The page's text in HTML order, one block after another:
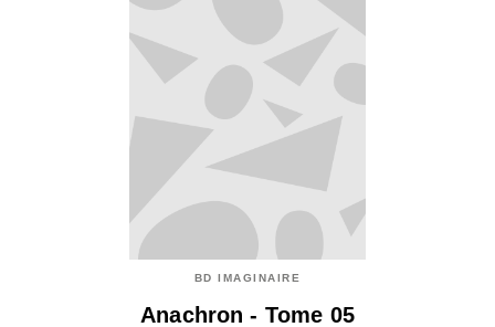
BD IMAGINAIRE
Anachron - Tome 05